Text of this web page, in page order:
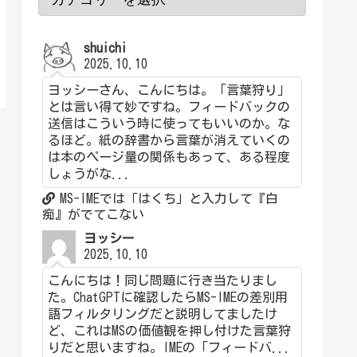
shuichi
2025.10.10
ヨッシーさん、こんにちは。「言葉狩り」
とは言い得て妙ですね。フィードバックの
送信はこういう時に使ってもいいのか。な
るほど。紙の辞書から言葉が消えていくの
は本のページ量の関係もあって、ある程度
しょうがな...
MS-IMEでは「はくち」と入力して『白
痴』がでてこない
ヨッシー
2025.10.10
こんにちは！同じ問題に行き当たりまし
た。ChatGPTに確認したらMS-IMEの差別用
語フィルタリングだと説明してましたけ
ど、これはMSの価値観を押し付けた言葉狩
りだと思いますね。IMEの「フィードバ...